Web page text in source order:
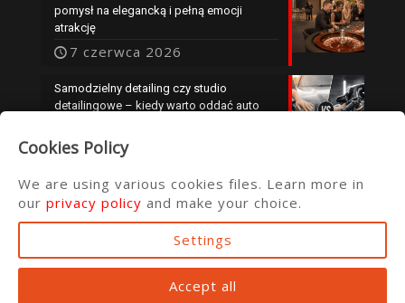
pomysł na elegancką i pełną emocji
atrakcję
7 czerwca 2026
Samodzielny detailing czy studio
detailingowe – kiedy warto oddać auto
25 maja 2026
Cookies Policy
We are using various cookies files. Learn more in
our privacy policy and make your choice.
Settings
Accept all